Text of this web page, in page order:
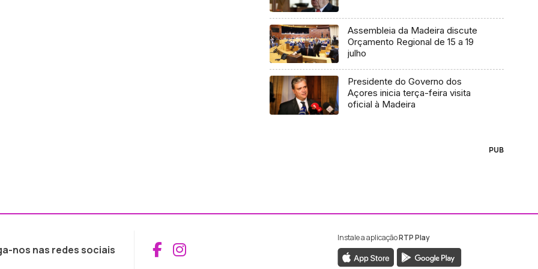
Assembleia da Madeira discute
Orçamento Regional de 15 a 19
julho
Presidente do Governo dos
Açores inicia terça-feira visita
oficial à Madeira
PUB
nos nas redes sociais Aceder ao Facebook da RTP Madeira
Aceder ao Instagram da RTP Madeira
Instale a aplicaçãoRTP Play